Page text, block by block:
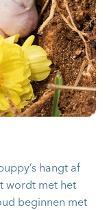
hangt af
wordt met het
beginnen met